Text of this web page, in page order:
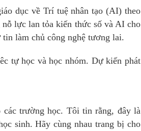
dục về Trí tuệ nhân tạo (AI) theo
lực lan tỏa kiến thức số và AI cho
làm chủ công nghệ tương lai.
tự học và học nhóm. Dự kiến phát
các trường học. Tôi tin rằng, đây là
sinh. Hãy cùng nhau trang bị cho